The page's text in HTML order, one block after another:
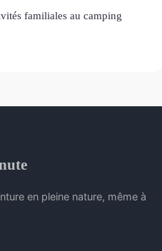
familiales au camping
en pleine nature, même à